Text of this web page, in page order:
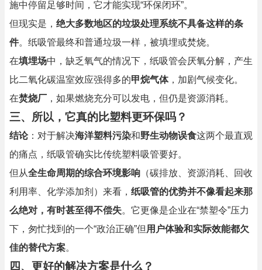
施中停留足够时间，它才能实现“环保闭环”。
但现实是， 绝大多数地区的垃圾处理系统不具备这样的条
件。纸吸管最终和普通垃圾一样，被填埋或焚烧。
在填埋场中，缺乏氧气的情况下，纸吸管会厌氧分解，产生
比二氧化碳温室效应强得多的甲烷气体，加剧气候变化。
在焚烧厂 ，如果燃烧充分可以发电，但仍是资源消耗。
三、所以，它真的比塑料更环保吗？
结论：对于解决海洋塑料污染和野生动物误食这两个最直观
的痛点，纸吸管确实比传统塑料吸管要好。
但从全生命周期的综合环境影响 （碳排放、资源消耗、回收
利用率、化学添加剂）来看， 纸吸管的优势并不像看起来那
么绝对，有时甚至得不偿失。它更像是企业在“禁塑令”压力
下，匆忙找到的一个“政治正确”但 用户体验和实际效能都欠
佳的替代方案。
四、更好的解决方案是什么？